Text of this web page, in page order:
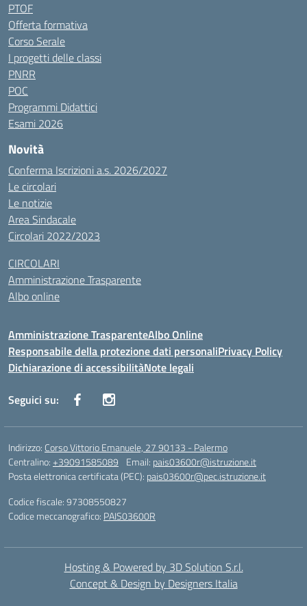
PTOF
Offerta formativa
Corso Serale
I progetti delle classi
PNRR
POC
Programmi Didattici
Esami 2026
Novità
Conferma Iscrizioni a.s. 2026/2027
Le circolari
Le notizie
Area Sindacale
Circolari 2022/2023
CIRCOLARI
Amministrazione Trasparente
Albo online
Amministrazione TrasparenteAlbo Online
Responsabile della protezione dati personaliPrivacy Policy
Dichiarazione di accessibilitàNote legali
Seguici su:
Indirizzo: Corso Vittorio Emanuele, 27 90133 - Palermo
Centralino:+39091585089 Email: pais03600r@istruzione.it
Posta elettronica certificata (PEC): pais03600r@pec.istruzione.it
Codice fiscale: 97308550827
Codice meccanografico: PAIS03600R
Hosting & Powered by 3D Solution S.r.l.
Concept & Design by Designers Italia